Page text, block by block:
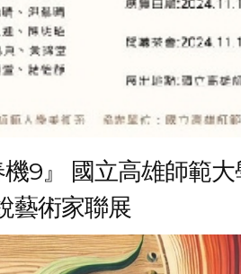
9』 國立高雄師範
藝術家聯展